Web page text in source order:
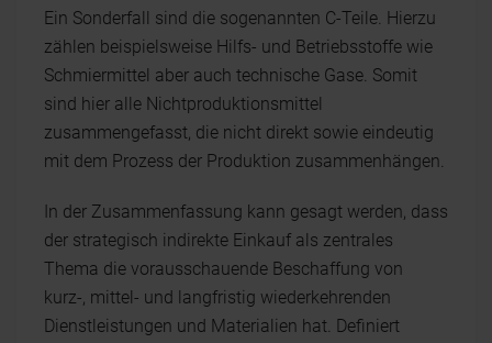
Ein Sonderfall sind die sogenannten C-Teile. Hierzu
zählen beispielsweise Hilfs- und Betriebsstoffe wie
Schmiermittel aber auch technische Gase. Somit
sind hier alle Nichtproduktionsmittel
zusammengefasst, die nicht direkt sowie eindeutig
mit dem Prozess der Produktion zusammenhängen.
In der Zusammenfassung kann gesagt werden, dass
der strategisch indirekte Einkauf als zentrales
Thema die vorausschauende Beschaffung von
kurz-, mittel- und langfristig wiederkehrenden
Dienstleistungen und Materialien hat. Definiert